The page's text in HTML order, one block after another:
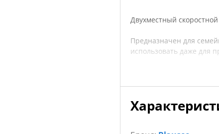
Двухместный
Предназначен для
использовать даже для
Теперь не нужно делать